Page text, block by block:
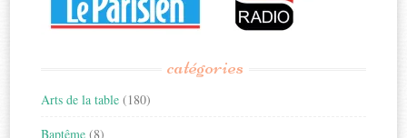
catégories
Arts de la table (180)
Baptême (8)